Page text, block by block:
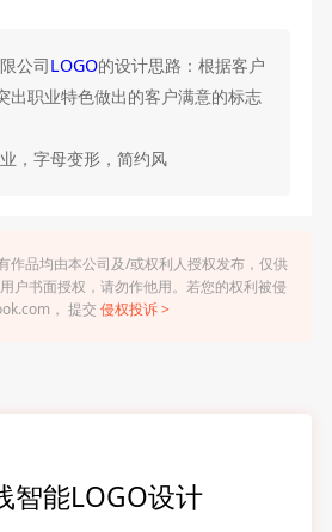
公司LOGO的设计思路：根据客户
出职业特色做出的客户满意的标志
，字母变形，简约风
作品均由本公司及/或权利人授权发布，仅供
户书面授权，请勿作他用。若您的权利被侵
， 提交 侵权投诉 >
智能LOGO设计